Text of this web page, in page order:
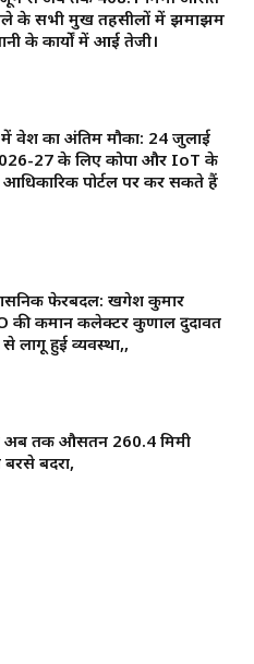
के सभी प्रमुख तहसीलों में झमाझम
के कार्यों में आई तेजी।
प्रवेश का अंतिम मौका: 24 जुलाई
27 के लिए कोपा और IoT के
आधिकारिक पोर्टल पर कर सकते हैं
फेरबदल: खगेश कुमार
की कमान ​कलेक्टर कुणाल दुदावत
लागू हुई व्यवस्था,,
से अब तक औसतन 260.4 मिमी
बरसे बदरा,